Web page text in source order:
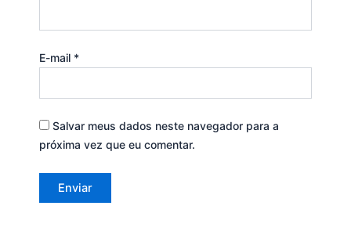
E-mail *
Salvar meus dados neste navegador para a
próxima vez que eu comentar.